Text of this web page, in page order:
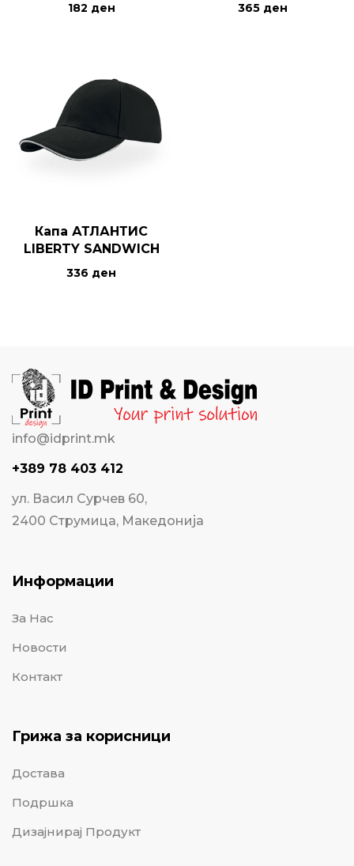
182 ден 365 ден
Капа АТЛАНТИС
LIBERTY SANDWICH
336 ден
info@idprint.mk
+389 78 403 412
ул. Васил Сурчев 60,
2400 Струмица, Македонија
Информации
За Нас
Новости
Контакт
Грижа за корисници
Достава
Подршка
Дизајнирај Продукт